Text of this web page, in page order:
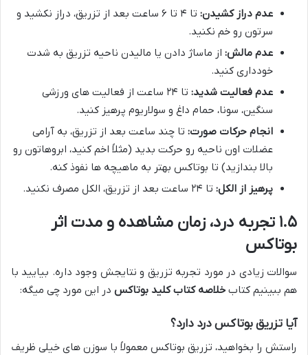
عدم دراز کشیدن:
تا ۴ تا ۶ ساعت بعد از تزریق، دراز نکشید و
سرتون رو خم نکنید.
عدم مالش: از ماساژ دادن یا مالیدن ناحیه تزریق به شدت
خودداری کنید.
عدم فعالیت شدید:
تا ۲۴ ساعت از فعالیت های ورزشی
سنگین، سونا، حمام داغ و سولاریوم پرهیز کنید.
انجام حرکات صورت: تا چند ساعت بعد از تزریق، به آرامی
عضلات اون ناحیه رو حرکت بدید (مثلاً اخم کنید، ابروهاتون رو
بالا بندازید) تا بوتاکس بهتر به ماهیچه ها نفوذ کنه.
پرهیز از الکل: تا ۲۴ ساعت بعد از تزریق، الکل مصرف نکنید.
۱.۵ تجربه درد، زمان مشاهده و مدت اثر
بوتاکس
سوالات زیادی در مورد تجربه تزریق و نتایجش وجود داره. بیایید با
هم ببینیم کتاب خلاصه کتاب کلید بوتاکس در این مورد چی میگه:
آیا تزریق بوتاکس درد دارد؟
راستش را بخواهید، تزریق بوتاکس معمولاً با سوزن های خیلی ظریف